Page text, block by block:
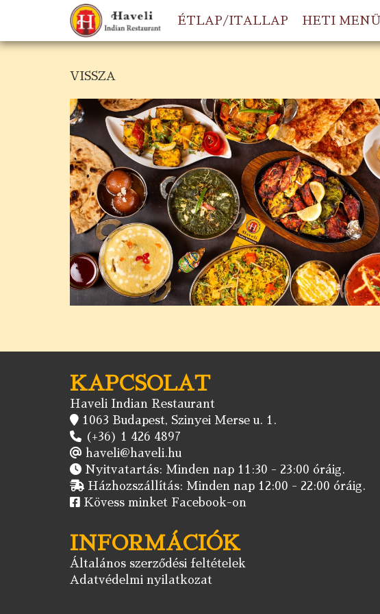
ÉTLAP/ITALLAP HETI MENÜ
VISSZA
KAPCSOLAT
Haveli Indian Restaurant
1063 Budapest, Szinyei Merse u. 1.
(+36) 1 426 4897
haveli@haveli.hu
Nyitvatartás: Minden nap 11:30 - 23:00 óráig.
Házhozszállítás: Minden nap 12:00 - 22:00 óráig.
Kövess minket Facebook-on
INFORMÁCIÓK
Általános szerződési feltételek
Adatvédelmi nyilatkozat